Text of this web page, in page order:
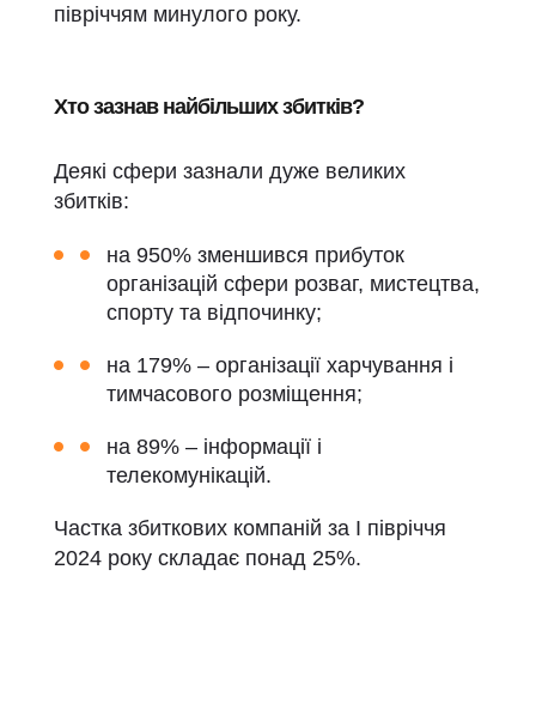
півріччям минулого року.
Хто зазнав найбільших збитків?
Деякі сфери зазнали дуже великих
збитків:
на 950% зменшився прибуток
організацій сфери розваг, мистецтва,
спорту та відпочинку;
на 179% – організації харчування і
тимчасового розміщення;
на 89% – інформації і
телекомунікацій.
Частка збиткових компаній за I півріччя
2024 року складає понад 25%.